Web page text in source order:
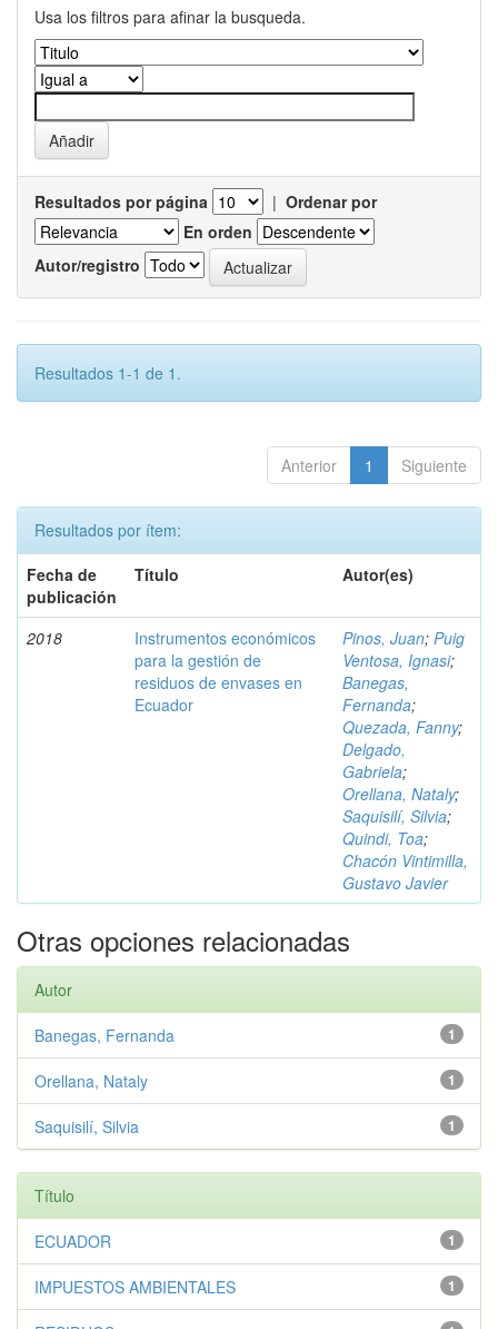
Usa los filtros para afinar la busqueda.
Resultados por página | Ordenar por
En orden
Autor/registro
Resultados 1-1 de 1.
Anterior 1 Siguiente
Resultados por ítem:
Fecha de
publicación
Título Autor(es)
2018
Instrumentos económicos
para la gestión de
residuos de envases en
Ecuador
Pinos, Juan; Puig
Ventosa, Ignasi;
Banegas,
Fernanda;
Quezada, Fanny;
Delgado,
Gabriela;
Orellana, Nataly;
Saquisilí, Silvia;
Quindi, Toa;
Chacón Vintimilla,
Gustavo Javier
Otras opciones relacionadas
Autor
1
Banegas, Fernanda
1
Orellana, Nataly
1
Saquisilí, Silvia
Título
1
ECUADOR
1
IMPUESTOS AMBIENTALES